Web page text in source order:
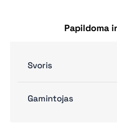
Papildoma
Svoris
Gamintojas